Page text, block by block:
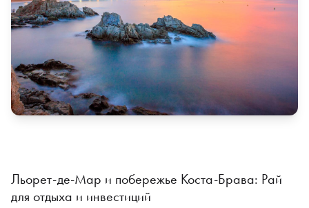
Льорет-де-Мар и побережье Коста-Брава: Рай
для отдыха и инвестиций